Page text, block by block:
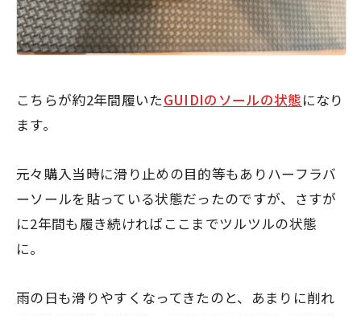
こちらが約2年間履いたGUIDIのソールの状態になり
ます。
元々購入当時に滑り止めの目的等もありハーフラバ
ーソールを貼っている状態だったのですが、さすが
に2年間も履き続ければ ここまでツルツルの状態
に。
雨の日も滑りやすくなってきたのと、あまりに削れ